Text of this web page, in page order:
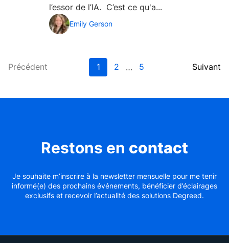
l’essor de l’IA. C’est ce qu'a...
Emily Gerson
Précédent 1 2 … 5 Suivant
Restons en contact
Je souhaite m’inscrire à la newsletter mensuelle pour me tenir
informé(e) des prochains événements, bénéficier d’éclairages
exclusifs et recevoir l’actualité des solutions Degreed.